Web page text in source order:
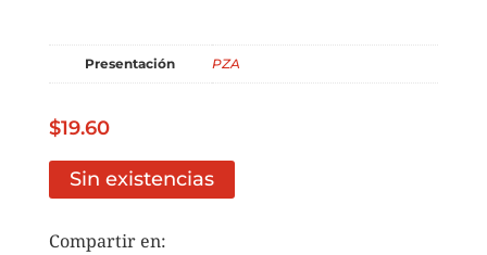
Presentación PZA
$19.60
Sin existencias
Compartir en: